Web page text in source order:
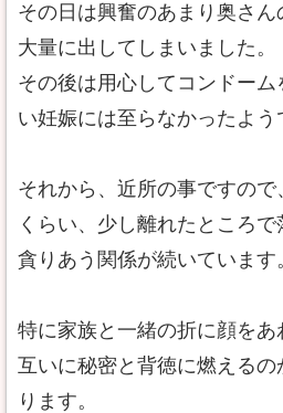
その日は興奮のあまり奥さ
大量に出してしまいました。
その後は用心してコンドー
い妊娠には至らなかったよう
それから、近所の事ですの
くらい、少し離れたところ
貪りあう関係が続いています
特に家族と一緒の折に顔をあ
互いに秘密と背徳に燃える
ります。